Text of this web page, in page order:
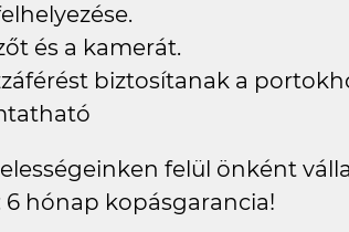
és a kamerát.
biztosítanak a
felül önként
hónap kopásgarancia!